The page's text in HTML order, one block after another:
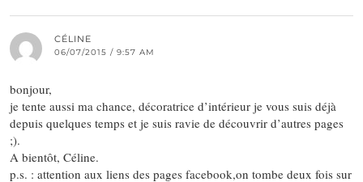
CÉLINE
06/07/2015 / 9:57 AM
bonjour,
je tente aussi ma chance, décoratrice d’intérieur je vous suis déjà
depuis quelques temps et je suis ravie de découvrir d’autres pages
;).
A bientôt, Céline.
p.s. : attention aux liens des pages facebook,on tombe deux fois sur